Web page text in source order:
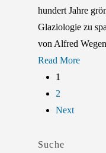
hundert Jahre
Glaziologie zu
von Alfred
Read More
1
2
Next
Suche